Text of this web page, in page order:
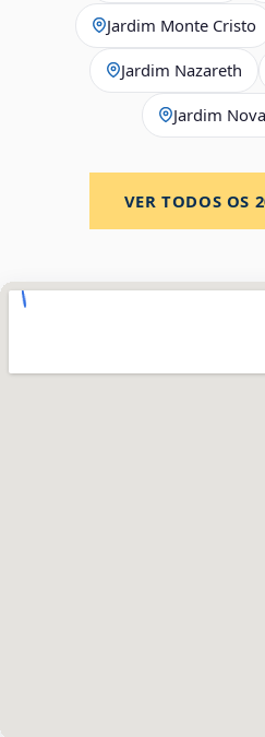
Jardim Monte Cristo
Jardim Nazareth
Jardim
VER TODOS OS